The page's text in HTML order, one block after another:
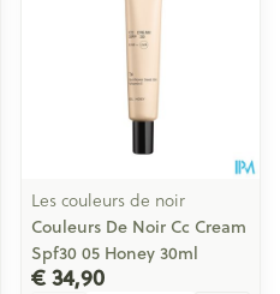
Les couleurs de noir
Couleurs De Noir Cc Cream
Spf30 05 Honey 30ml
€ 34,90